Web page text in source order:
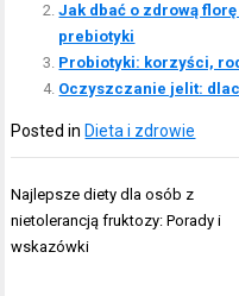
Jak dbać o zdrową
prebiotyki
Probiotyki: korzyści,
Oczyszczanie jelit:
Posted in Dieta i zdrowie
Nawigacja
wpisu
Najlepsze diety dla osób z
nietolerancją fruktozy: Porady i
wskazówki